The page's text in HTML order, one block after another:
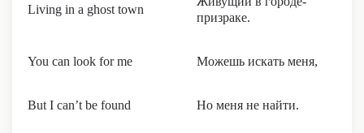
Living in a ghost town
призраке.
You can look for me Можешь искать меня,
But I can’t be found Но меня не найти.